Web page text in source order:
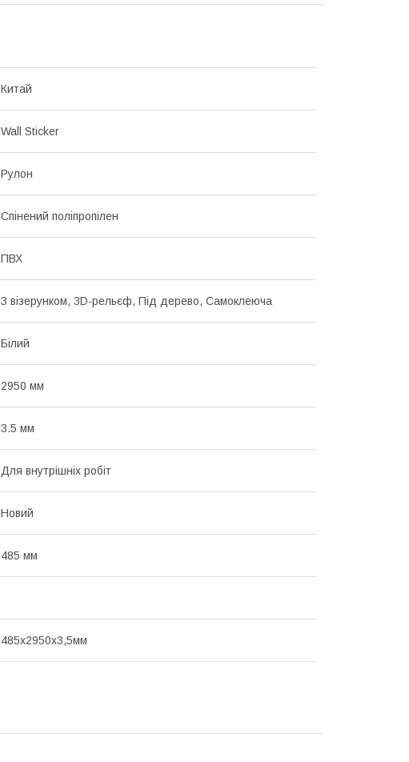
Китай
Wall Sticker
Рулон
Спінений поліпропілен
ПВХ
З візерунком, 3D-рельєф, Під дерево, Самоклеюча
Білий
2950 мм
3.5 мм
Для внутрішніх робіт
Новий
485 мм
485х2950х3,5мм